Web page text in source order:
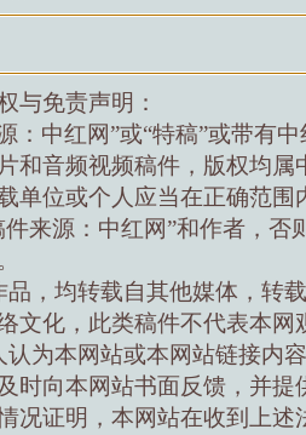
与免责声明：
：中红网”或“特稿”或带有
和音频视频稿件，版权均属
单位或个人应当在正确范围
来源：中红网”和作者，否
品，均转载自其他媒体，转
文化，此类稿件不代表本网
认为本网站或本网站链接内
时向本网站书面反馈，并提
况证明，本网站在收到上述